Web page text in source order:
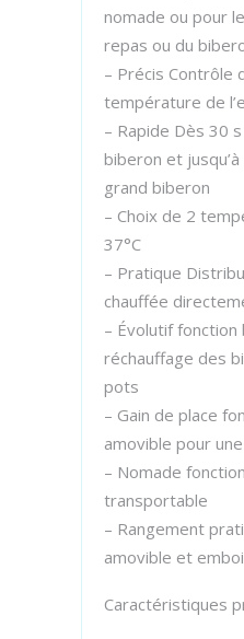
nomade ou pour
repas ou du
– Précis Contrôle
température de
– Rapide Dès 30
biberon et
grand biberon
– Choix de 2
37°C
– Pratique
chauffée
– Évolutif
réchauffage des
pots
– Gain de place
amovible pour
– Nomade
transportable
– Rangement
amovible et
Caractéristiques